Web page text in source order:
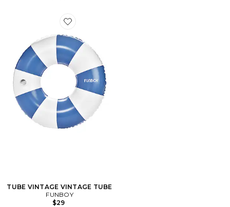
Favorite TUBE VINTAGE VINTAGE TUBE
TUBE VINTAGE VINTAGE TUBE
FUNBOY
$29